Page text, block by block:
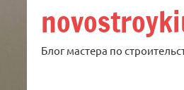
Блог мастера по